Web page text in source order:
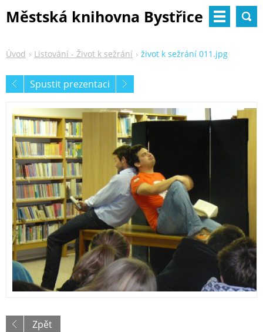
Městská knihovna Bystřice
Úvod Listování - Život k sežrání život k sežrání 011.jpg
Spustit prezentaci
Zpět